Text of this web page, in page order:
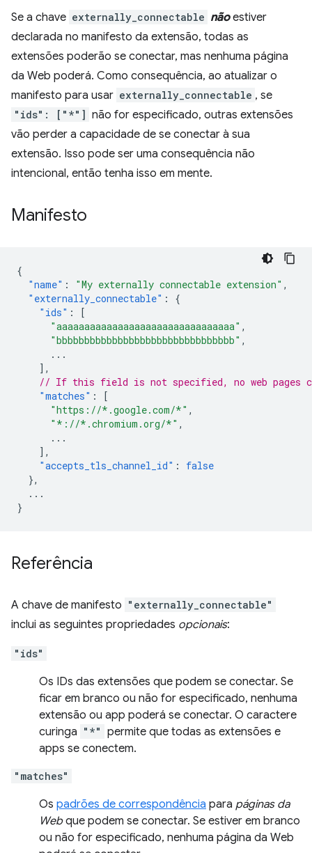
Se a chave externally_connectable nãoestiver
declarada no manifesto da extensão, todas as
extensões poderão se conectar, mas nenhuma página
da Web poderá. Como consequência, ao atualizar o
manifesto para usar externally_connectable , se
"ids": ["*"] não for especificado, outras extensões
vão perder a capacidade de se conectar à sua
extensão. Isso pode ser uma consequência não
intencional, então tenha isso em mente.
Manifesto
{
"name" : "My externally connectable extension" ,
"externally_connectable" :
{
"ids" :
[
"aaaaaaaaaaaaaaaaaaaaaaaaaaaaaaaa" ,
"bbbbbbbbbbbbbbbbbbbbbbbbbbbbbbbb" ,
...
],
// If this field is not specified, no web pages
"matches" :
[
"https://*.google.com/*" ,
"*://*.chromium.org/*" ,
...
],
"accepts_tls_channel_id" :
false
},
...
}
Referência
A chave de manifesto "externally_connectable"
inclui as seguintes propriedades opcionais:
"ids"
Os IDs das extensões que podem se conectar. Se
ficar em branco ou não for especificado, nenhuma
extensão ou app poderá se conectar. O caractere
curinga "*" permite que todas as extensões e
apps se conectem.
"matches"
Os padrões de correspondência para páginas da
Webque podem se conectar. Se estiver em branco
ou não for especificado, nenhuma página da Web